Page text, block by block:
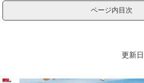
ページ内目次
更新